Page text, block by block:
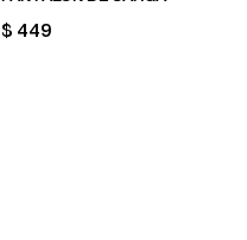
PRICE:
$ 449